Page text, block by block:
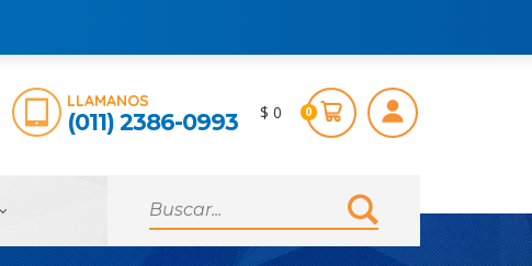
$ 0 0
LLAMANOS
(011) 2386-0993